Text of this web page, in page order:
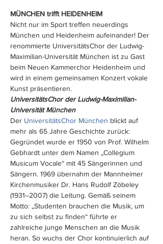
MÜNCHEN trifft HEIDENHEIM
Nicht nur im Sport treffen neuerdings
München und Heidenheim aufeinander! Der
renommierte UniversitätsChor der Ludwig-
Maximilian-Universität München ist zu Gast
beim Neuen Kammerchor Heidenheim und
wird in einem gemeinsamen Konzert vokale
Kunst präsentieren.
UniversitätsChor der Ludwig-Maximilian-
Universität München
Der UniversitätsChor München blickt auf
mehr als 65 Jahre Geschichte zurück:
Gegründet wurde er 1950 von Prof. Wilhelm
Gebhardt unter dem Namen „Collegium
Musicum Vocale“ mit 45 Sängerinnen und
Sängern. 1969 übernahm der Mannheimer
Kirchenmusiker Dr. Hans Rudolf Zöbeley
(1931–2007) die Leitung. Gemäß seinem
Motto: „Studenten brauchen die Musik, um
zu sich selbst zu finden“ führte er
zahlreiche junge Menschen an die Musik
heran. So wuchs der Chor kontinuierlich auf